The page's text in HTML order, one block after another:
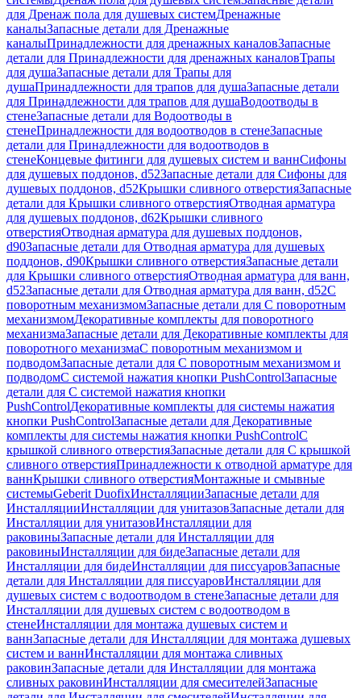
для Дренаж пола для душевых системДренажные
каналыЗапасные детали для Дренажные
каналыПринадлежности для дренажных каналовЗапасные
детали для Принадлежности для дренажных каналовТрапы
для душаЗапасные детали для Трапы для
душаПринадлежности для трапов для душаЗапасные детали
для Принадлежности для трапов для душаВодоотводы в
стенеЗапасные детали для Водоотводы в
стенеПринадлежности для водоотводов в стенеЗапасные
детали для Принадлежности для водоотводов в
стенеКонцевые фитинги для душевых систем и ваннСифоны
для душевых поддонов, d52Запасные детали для Сифоны для
душевых поддонов, d52Крышки сливного отверстияЗапасные
детали для Крышки сливного отверстияОтводная арматура
для душевых поддонов, d62Крышки сливного
отверстияОтводная арматура для душевых поддонов,
d90Запасные детали для Отводная арматура для душевых
поддонов, d90Крышки сливного отверстияЗапасные детали
для Крышки сливного отверстияОтводная арматура для ванн,
d52Запасные детали для Отводная арматура для ванн, d52С
поворотным механизмомЗапасные детали для С поворотным
механизмомДекоративные комплекты для поворотного
механизмаЗапасные детали для Декоративные комплекты для
поворотного механизмаС поворотным механизмом и
подводомЗапасные детали для С поворотным механизмом и
подводомС системой нажатия кнопки PushControlЗапасные
детали для С системой нажатия кнопки
PushControlДекоративные комплекты для системы нажатия
кнопки PushControlЗапасные детали для Декоративные
комплекты для системы нажатия кнопки PushControlС
крышкой сливного отверстияЗапасные детали для С крышкой
сливного отверстияПринадлежности к отводной арматуре для
ваннКрышки сливного отверстияМонтажные и смывные
системыGeberit DuofixИнсталляцииЗапасные детали для
ИнсталляцииИнсталляции для унитазовЗапасные детали для
Инсталляции для унитазовИнсталляции для
раковиныЗапасные детали для Инсталляции для
раковиныИнсталляции для бидеЗапасные детали для
Инсталляции для бидеИнсталляции для писсуаровЗапасные
детали для Инсталляции для писсуаровИнсталляции для
душевых систем с водоотводом в стенеЗапасные детали для
Инсталляции для душевых систем с водоотводом в
стенеИнсталляции для монтажа душевых систем и
ваннЗапасные детали для Инсталляции для монтажа душевых
систем и ваннИнсталляции для монтажа сливных
раковинЗапасные детали для Инсталляции для монтажа
сливных раковинИнсталляции для смесителейЗапасные